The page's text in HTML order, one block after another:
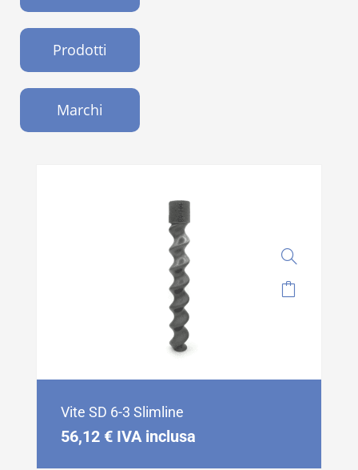
Prodotti
Marchi
Vite SD 6-3 Slimline
56,12 € IVA inclusa